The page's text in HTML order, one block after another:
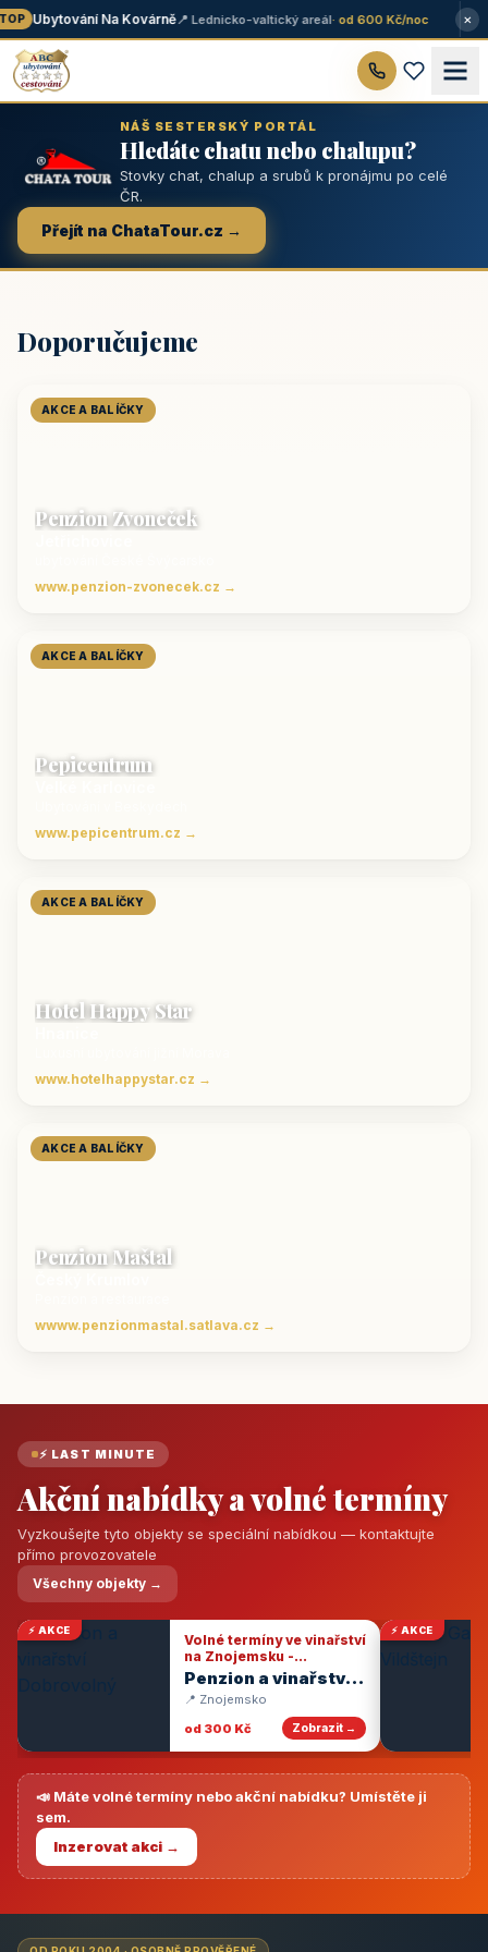
Ubytování Na Kovárně📍 Lednicko-valtický areál· od 600 Kč/noc ×
NÁŠ SESTERSKÝ PORTÁL
Hledáte chatu nebo chalupu?
Stovky chat, chalup a srubů k pronájmu po celé
ČR.
Přejít na ChataTour.cz →
Doporučujeme
AKCE A BALÍČKY
Penzion Zvoneček
www.penzion-zvonecek.cz →
AKCE A BALÍČKY
Pepicentrum
www.pepicentrum.cz →
AKCE A BALÍČKY
Hotel Happy Star
www.hotelhappystar.cz →
AKCE A BALÍČKY
Penzion Maštal
wwww.penzionmastal.satlava.cz →
⚡ LAST MINUTE
Akční nabídky a volné termíny
Vyzkoušejte tyto objekty se speciální nabídkou — kontaktujte
přímo provozovatele
Všechny objekty →
⚡ AKCE
Volné termíny ve vinařství
na Znojemsku -
degustace vín
Penzion a vinařství
Dobrovolný
📍 Znojemsko
od 300 Kč
Zobrazit →
⚡ AKCE
📣 Máte volné termíny nebo akční nabídku? Umístěte ji
sem.
Inzerovat akci →